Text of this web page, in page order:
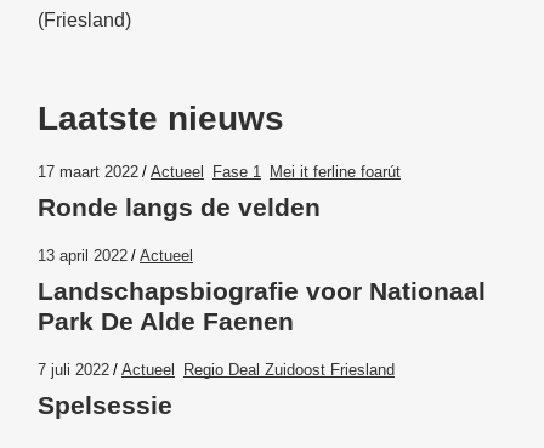
(Friesland)
Laatste nieuws
17 maart 2022 Actueel Fase 1 Mei it ferline foarút
Ronde langs de velden
13 april 2022 Actueel
Landschapsbiografie voor Nationaal
Park De Alde Faenen
7 juli 2022 Actueel Regio Deal Zuidoost Friesland
Spelsessie